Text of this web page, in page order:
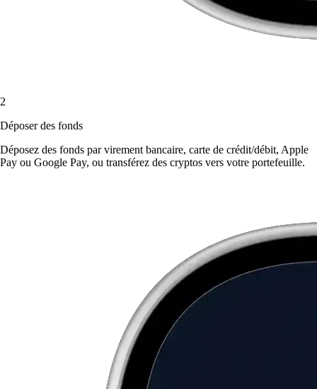
2
Déposer des fonds
Déposez des fonds par virement bancaire, carte de crédit/débit, Apple
Pay ou Google Pay, ou transférez des cryptos vers votre portefeuille.